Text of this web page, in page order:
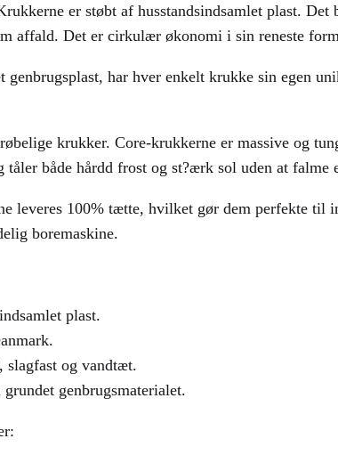
er støbt af husstandsindsamlet plast.
affald. Det er cirkulær økonomi i sin reneste
genbrugsplast, har hver enkelt krukke sin egen
krukker. Core-krukkerne er massive og
både hårdd frost og st?ærk sol uden at falme
leveres 100% tætte, hvilket gør dem perfekte til
boremaskine.
plast.
slagfast og vandtæt.
genbrugsmaterialet.